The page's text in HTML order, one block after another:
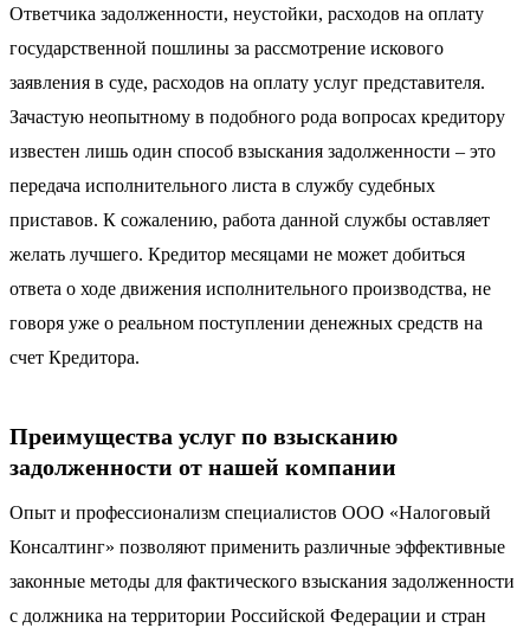
Ответчика задолженности, неустойки, расходов на оплату
государственной пошлины за рассмотрение искового
заявления в суде, расходов на оплату услуг представителя.
Зачастую неопытному в подобного рода вопросах кредитору
известен лишь один способ взыскания задолженности – это
передача исполнительного листа в службу судебных
приставов. К сожалению, работа данной службы оставляет
желать лучшего. Кредитор месяцами не может добиться
ответа о ходе движения исполнительного производства, не
говоря уже о реальном поступлении денежных средств на
счет Кредитора.
Преимущества услуг по взысканию
задолженности от нашей компании
Опыт и профессионализм специалистов ООО «Налоговый
Консалтинг» позволяют применить различные эффективные
законные методы для фактического взыскания задолженности
с должника на территории Российской Федерации и стран